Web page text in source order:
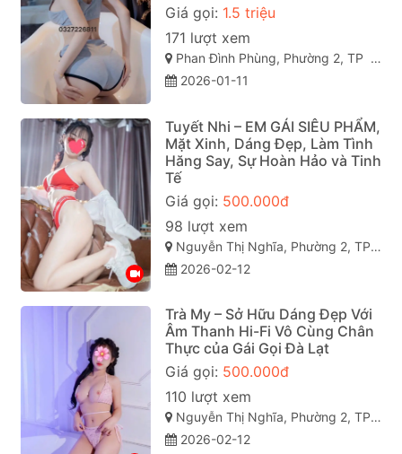
Giá gọi: 1.5 triệu
171 lượt xem
Phan Đình Phùng, Phường 2, TP Đà Lạt (gái gọi đà lạt). Lâm Đồng
2026-01-11
Tuyết Nhi – EM GÁI SIÊU PHẨM,
Mặt Xinh, Dáng Đẹp, Làm Tình
Hăng Say, Sự Hoàn Hảo và Tinh
Tế
Giá gọi: 500.000đ
98 lượt xem
Nguyễn Thị Nghĩa, Phường 2, TP Đà Lạt, Lâm Đồng
2026-02-12
Trà My – Sở Hữu Dáng Đẹp Với
Âm Thanh Hi-Fi Vô Cùng Chân
Thực của Gái Gọi Đà Lạt
Giá gọi: 500.000đ
110 lượt xem
Nguyễn Thị Nghĩa, Phường 2, TP Đà Lạt, Lâm Đồng
2026-02-12